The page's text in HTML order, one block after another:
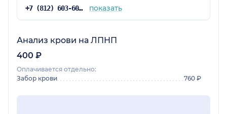
+7 (812) 603-60-42 показать
Анализ крови на ЛПНП
400 ₽
Оплачивается отдельно:
Забор крови
760 ₽